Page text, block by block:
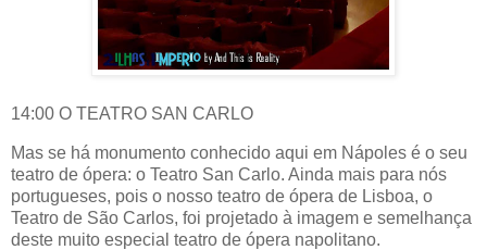
14:00 O TEATRO SAN CARLO
Mas se há monumento conhecido aqui em Nápoles é o seu
teatro de ópera: o Teatro San Carlo. Ainda mais para nós
portugueses, pois o nosso teatro de ópera de Lisboa, o
Teatro de São Carlos, foi projetado à imagem e semelhança
deste muito especial teatro de ópera napolitano.